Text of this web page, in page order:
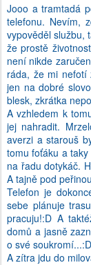
Jooo a tramtadá
telefonu. Nevím,
vypověděl službu,
že prostě
není nikde
ráda, že mi nefotí
jen na dobré
blesk, zkrátka
A vzhledem k
jej nahradit.
averzi a starouš
tomu foťáku a
na řadu dotykáč.
A tajně pod
Telefon je
sebe plánuje
pracuju!:D A
domů a jasně
o své soukromí...:D
A zítra jdu do